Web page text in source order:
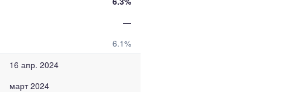
—
6.1%
16 апр. 2024
март 2024